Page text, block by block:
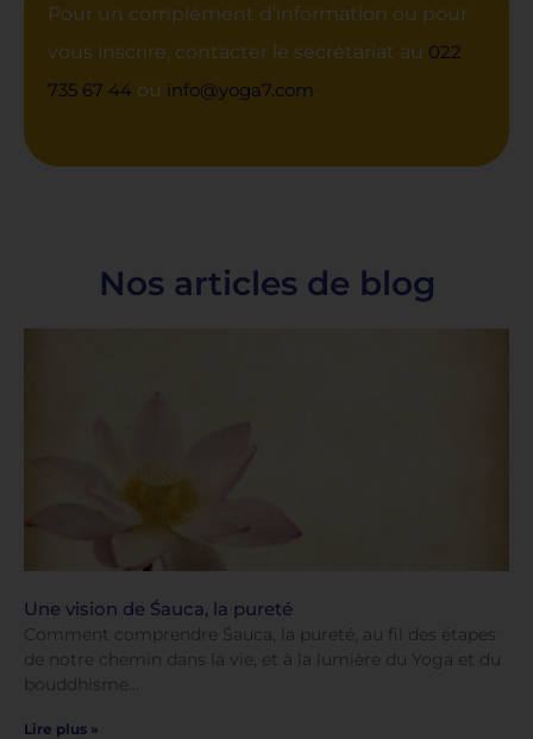
Pour un complément d’information ou pour
vous inscrire, contacter le secrétariat au 022
735 67 44 ou info@yoga7.com.
Nos articles de blog
Une vision de Śauca, la pureté
Comment comprendre Śauca, la pureté, au fil des étapes
de notre chemin dans la vie, et à la lumière du Yoga et du
bouddhisme…
Lire plus »